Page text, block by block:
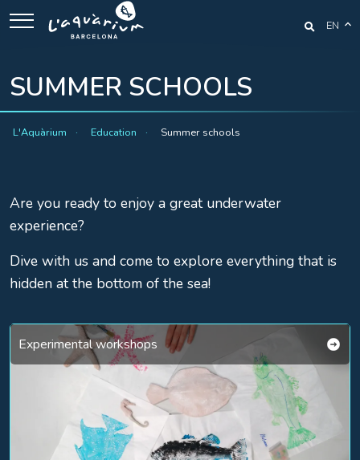
EN
SUMMER SCHOOLS
L'Aquàrium Education Summer schools
Are you ready to enjoy a great underwater
experience?
Dive with us and come to explore everything that is
hidden at the bottom of the sea!
Experimental workshops